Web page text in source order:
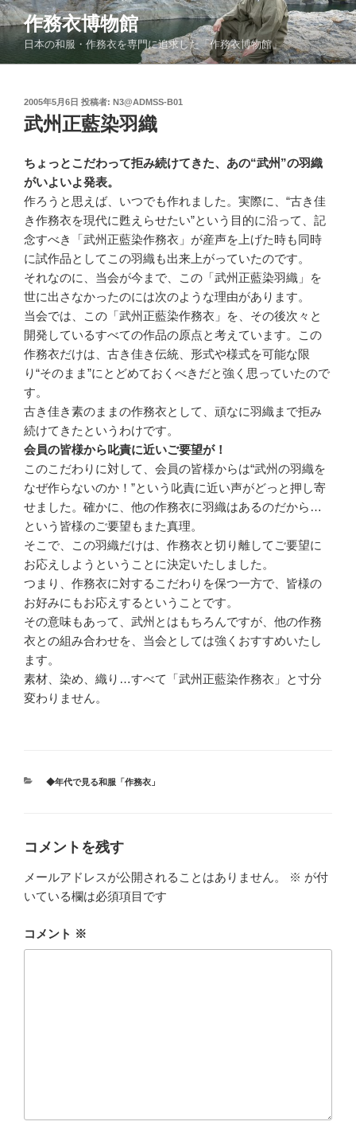
コ
ン
テ
ン
作務衣博物館
日本の和服・作務衣を専門に追求した「作務衣博物館」
投
稿
日:
2005年5月6日 投稿者: N3@ADMSS-B01
武州正藍染羽織
ちょっとこだわって拒み続けてきた、あの“武州”の羽織
がいよいよ発表。
作ろうと思えば、いつでも作れました。実際に、“古き佳
き作務衣を現代に甦えらせたい”という目的に沿って、記
念すべき「武州正藍染作務衣」が産声を上げた時も同時
に試作品としてこの羽織も出来上がっていたのです。
それなのに、当会が今まで、この「武州正藍染羽織」を
世に出さなかったのには次のような理由があります。
当会では、この「武州正藍染作務衣」を、その後次々と
開発しているすべての作品の原点と考えています。この
作務衣だけは、古き佳き伝統、形式や様式を可能な限
り“そのまま”にとどめておくべきだと強く思っていたので
す。
古き佳き素のままの作務衣として、頑なに羽織まで拒み
続けてきたというわけです。
会員の皆様から叱責に近いご要望が！
このこだわりに対して、会員の皆様からは“武州の羽織を
なぜ作らないのか！”という叱責に近い声がどっと押し寄
せました。確かに、他の作務衣に羽織はあるのだから…
という皆様のご要望もまた真理。
そこで、この羽織だけは、作務衣と切り離してご要望に
お応えしようということに決定いたしました。
つまり、作務衣に対するこだわりを保つ一方で、皆様の
お好みにもお応えするということです。
その意味もあって、武州とはもちろんですが、他の作務
衣との組み合わせを、当会としては強くおすすめいたし
ます。
素材、染め、織り…すべて「武州正藍染作務衣」と寸分
変わりません。
カ
◆年代で見る和服「作務衣」
コメントを残す
メールアドレスが公開されることはありません。 ※ が付
いている欄は必須項目です
コメント ※